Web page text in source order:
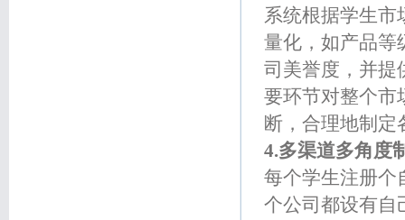
系统根据学生市
量化，如产品等
司美誉度，并提
要环节对整个市
断，合理地制定
4.多渠道多角度
每个学生注册个
个公司都设有自